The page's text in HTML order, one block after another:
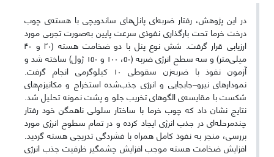
در این پژوهش، رفتار ضربه‌ای پانل‌های ساندویچی با هسته‌ی چوب
درخت خرما تحت بارگذاری نفوذی سرعت پایین به‌صورت تجربی مورد
ارزیابی قرار گرفت. شش نوع پنل با دو ضخامت هسته‌ (۲۰ و ۴۰
میلی‌متر) و سه سطح انرژی ضربه‌ (۵۰، ۱۰۰ و ۱۵۰ ژول) ساخته شد و
آزمون نفوذ با ضربه‌زن سقوطی ۱۰ کیلوگرمی انجام گرفت.
نمودارهای نیرو–جابجایی و انرژی جذب‌شده استخراج و مکانیزم‌های
شکست با مقایسه‌ی الگوهای تخریب جلو و پشت نمونه تحلیل شد.
نتایج نشان داد که چوب خرما با ساختار سلولی ناهمگن خود رفتار
چندمرحله‌ای در جذب انرژی ایجاد کرده و در تمام سطوح انرژی مورد
بررسی، منجر به نفوذ کامل همراه با فشردگی تدریجی هسته گردید.
افزایش ضخامت هسته موجب افزایش چشمگیر ظرفیت جذب انرژی